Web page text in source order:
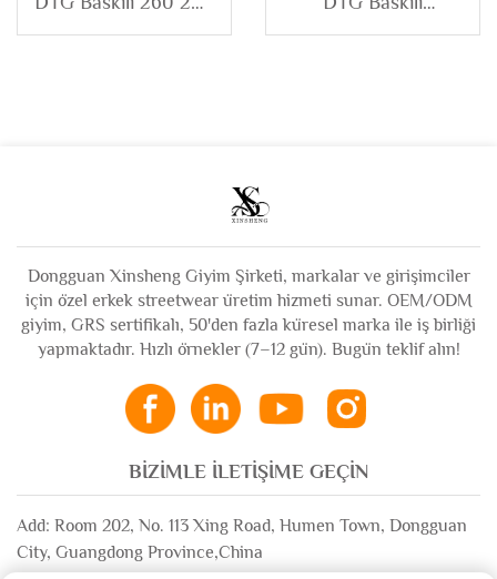
Gsm Crew Yaka Kısa
Streetwear Ağır
Dongguan Xinsheng Giyim Şirketi, markalar ve girişimciler
için özel erkek streetwear üretim hizmeti sunar. OEM/ODM
giyim, GRS sertifikalı, 50'den fazla küresel marka ile iş birliği
yapmaktadır. Hızlı örnekler (7–12 gün). Bugün teklif alın!
BIZIMLE İLETIŞIME GEÇIN
Add: Room 202, No. 113 Xing Road, Humen Town, Dongguan
City, Guangdong Province,China